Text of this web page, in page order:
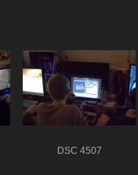
DSC 4507